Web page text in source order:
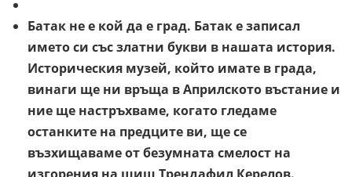
Батак не е кой да е град. Батак е записал
името си със златни букви в нашата история.
Историческия музей, който имате в града,
винаги ще ни връща в Априлското въстание и
ние ще настръхваме, когато гледаме
останките на предците ви, ще се
възхищаваме от безумната смелост на